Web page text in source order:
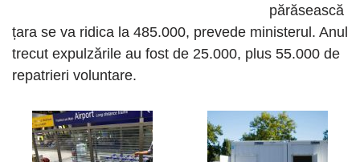
părăsească
țara se va ridica la 485.000, prevede ministerul. Anul
trecut expulzările au fost de 25.000, plus 55.000 de
repatrieri voluntare.